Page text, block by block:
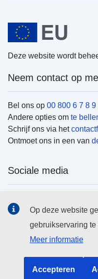
Deze website wordt
Neem contact op
Bel ons op 00 800 6 7 8 9
Andere opties om te
Schrijf ons via het
Ontmoet ons in een van
Sociale media
EU-instellingen en -
Op deze website
gebruikservaring te
Meer informatie
Accepteren